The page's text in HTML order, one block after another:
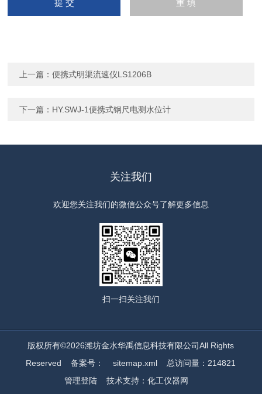
上一篇：便携式明渠流速仪LS1206B
下一篇： HY.SWJ-1便携式钢尺电测水位计
关注我们
欢迎您关注我们的微信公众号了解更多信息
扫一扫关注我们
版权所有©2026潍坊金水华禹信息科技有限公司All Rights
Reserved备案号： sitemap.xml 总访问量：214821
管理登陆技术支持： 化工仪器网